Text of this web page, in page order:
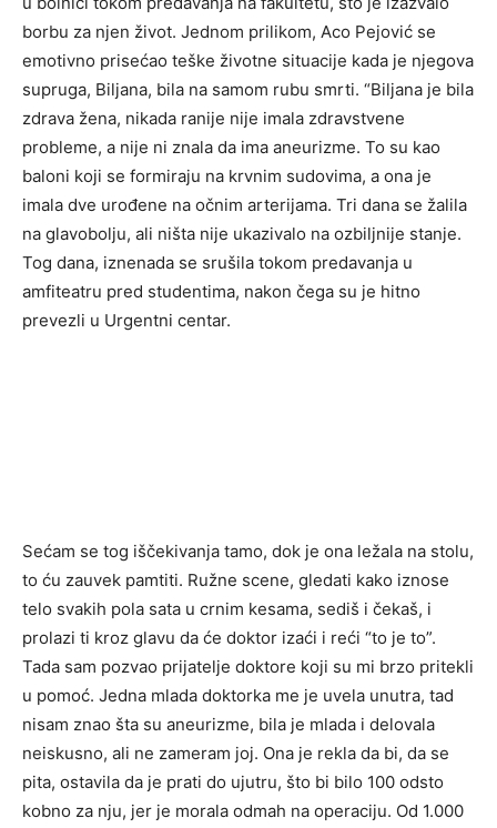
borbu za njen život. Jednom prilikom, Aco Pejović se
emotivno prisećao teške životne situacije kada je njegova
supruga, Biljana, bila na samom rubu smrti. “Biljana je bila
zdrava žena, nikada ranije nije imala zdravstvene
probleme, a nije ni znala da ima aneurizme. To su kao
baloni koji se formiraju na krvnim sudovima, a ona je
imala dve urođene na očnim arterijama. Tri dana se žalila
na glavobolju, ali ništa nije ukazivalo na ozbiljnije stanje.
Tog dana, iznenada se srušila tokom predavanja u
amfiteatru pred studentima, nakon čega su je hitno
prevezli u Urgentni centar.
Sećam se tog iščekivanja tamo, dok je ona ležala na stolu,
to ću zauvek pamtiti. Ružne scene, gledati kako iznose
telo svakih pola sata u crnim kesama, sediš i čekaš, i
prolazi ti kroz glavu da će doktor izaći i reći “to je to”.
Tada sam pozvao prijatelje doktore koji su mi brzo pritekli
u pomoć. Jedna mlada doktorka me je uvela unutra, tad
nisam znao šta su aneurizme, bila je mlada i delovala
neiskusno, ali ne zameram joj. Ona je rekla da bi, da se
pita, ostavila da je prati do ujutru, što bi bilo 100 odsto
kobno za nju, jer je morala odmah na operaciju. Od 1.000